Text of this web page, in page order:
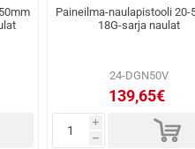
Paineilma-naulapistooli 20-
18G-sarja naulat
24-DGN50V
139,65€
i
h d